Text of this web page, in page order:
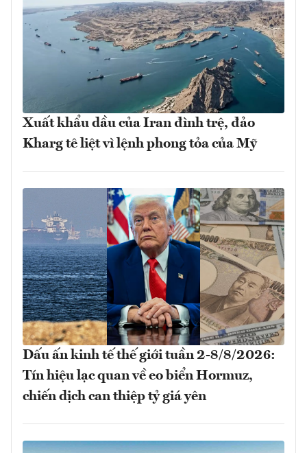
Xuất khẩu dầu của Iran đình trệ, đảo
Kharg tê liệt vì lệnh phong tỏa của Mỹ
Dấu ấn kinh tế thế giới tuần 2-8/8/2026:
Tín hiệu lạc quan về eo biển Hormuz,
chiến dịch can thiệp tỷ giá yên